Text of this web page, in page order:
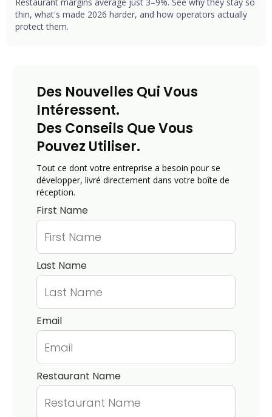
thin, what's made 2026 harder, and how operators actually
protect them.
Des Nouvelles Qui Vous
Intéressent.
Des Conseils Que Vous
Pouvez Utiliser.
Tout ce dont votre entreprise a besoin pour se
développer, livré directement dans votre boîte de
réception.
First Name
Last Name
Email
Restaurant Name